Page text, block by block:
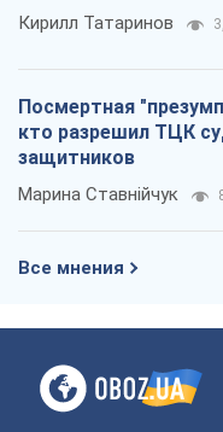
Кирилл Татаринов
Посмертная
кто разрешил ТЦК
защитников
Марина Ставнійчук
Все мнения